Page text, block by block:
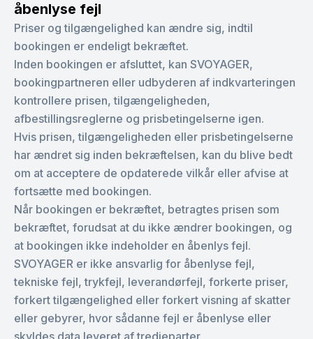
åbenlyse fejl
Priser og tilgængelighed kan ændre sig, indtil
bookingen er endeligt bekræftet.
Inden bookingen er afsluttet, kan SVOYAGER,
bookingpartneren eller udbyderen af indkvarteringen
kontrollere prisen, tilgængeligheden,
afbestillingsreglerne og prisbetingelserne igen.
Hvis prisen, tilgængeligheden eller prisbetingelserne
har ændret sig inden bekræftelsen, kan du blive bedt
om at acceptere de opdaterede vilkår eller afvise at
fortsætte med bookingen.
Når bookingen er bekræftet, betragtes prisen som
bekræftet, forudsat at du ikke ændrer bookingen, og
at bookingen ikke indeholder en åbenlys fejl.
SVOYAGER er ikke ansvarlig for åbenlyse fejl,
tekniske fejl, trykfejl, leverandørfejl, forkerte priser,
forkert tilgængelighed eller forkert visning af skatter
eller gebyrer, hvor sådanne fejl er åbenlyse eller
skyldes data leveret af tredjeparter.